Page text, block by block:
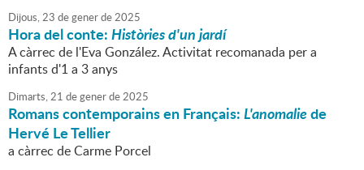
Dijous,23 degenerde2025
Hora del conte:Històries d'un jardí
A càrrec de l'Eva González. Activitat recomanada per a
infants d'1 a 3 anys
Dimarts,21 degenerde2025
Romans contemporains en Français:L'anomaliede
Hervé Le Tellier
a càrrec de Carme Porcel